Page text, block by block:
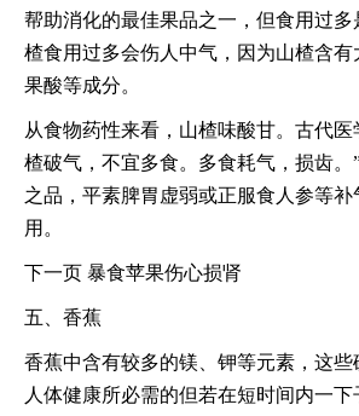
帮助消化的最佳果品之一，但食用过多
楂食用过多会伤人中气，因为山楂含有
果酸等成分。
从食物药性来看，山楂味酸甘。古代医
楂破气，不宜多食。多食耗气，损齿。
之品，平素脾胃虚弱或正服食人参等补
用。
下一页 暴食苹果伤心损肾
五、香蕉
香蕉中含有较多的镁、钾等元素，这些
人体健康所必需的但若在短时间内一